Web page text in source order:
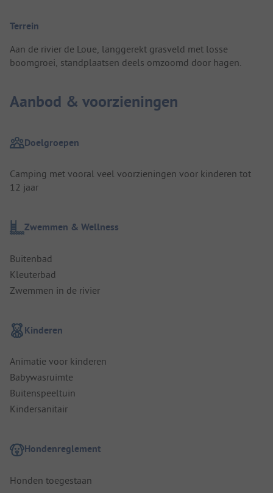
Terrein
Aan de rivier de Loue, langgerekt grasveld met losse
boomgroei, standplaatsen deels omzoomd door hagen.
Aanbod & voorzieningen
Doelgroepen
Camping met vooral veel voorzieningen voor kinderen tot
12 jaar
Zwemmen & Wellness
Buitenbad
Kleuterbad
Zwemmen in de rivier
Kinderen
Animatie voor kinderen
Babywasruimte
Buitenspeeltuin
Kindersanitair
Hondenreglement
Honden toegestaan